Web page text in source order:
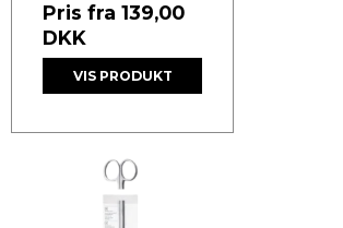
Pris fra 139,00
DKK
VIS PRODUKT